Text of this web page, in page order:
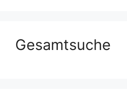
Gesamtsuche